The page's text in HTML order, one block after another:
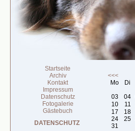
Startseite
Archiv
Kontakt
Impressum
Datenschutz
Fotogalerie
Gästebuch
DATENSCHUTZ
<<<
Mo
Di
03
04
10
11
17
18
24
25
31